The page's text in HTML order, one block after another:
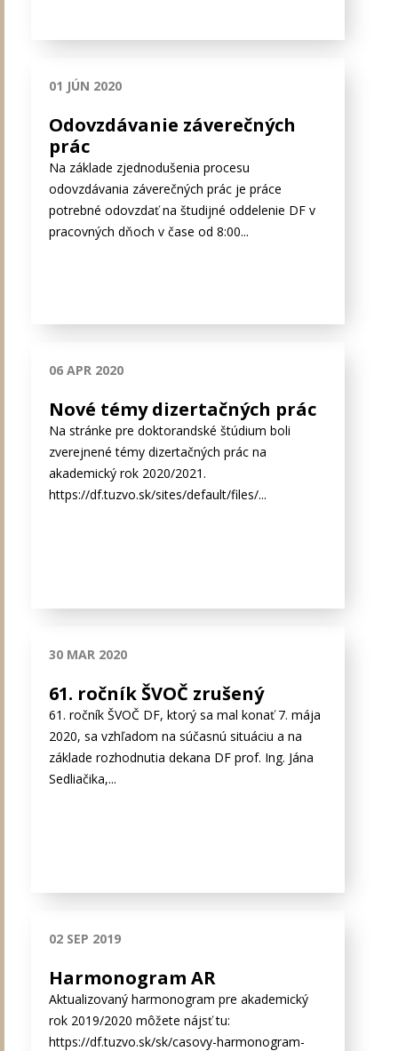
01 JÚN 2020
Odovzdávanie záverečných
prác
Na základe zjednodušenia procesu
odovzdávania záverečných prác je práce
potrebné odovzdať na študijné oddelenie DF v
pracovných dňoch v čase od 8:00...
06 APR 2020
Nové témy dizertačných prác
Na stránke pre doktorandské štúdium boli
zverejnené témy dizertačných prác na
akademický rok 2020/2021.
https://df.tuzvo.sk/sites/default/files/...
30 MAR 2020
61. ročník ŠVOČ zrušený
61. ročník ŠVOČ DF, ktorý sa mal konať 7. mája
2020, sa vzhľadom na súčasnú situáciu a na
základe rozhodnutia dekana DF prof. Ing. Jána
Sedliačika,...
02 SEP 2019
Harmonogram AR
Aktualizovaný harmonogram pre akademický
rok 2019/2020 môžete nájsť tu:
https://df.tuzvo.sk/sk/casovy-harmonogram-